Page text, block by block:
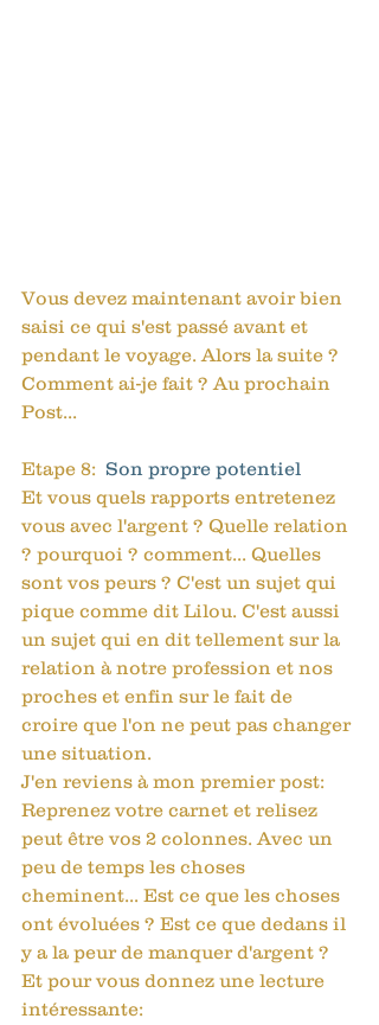
Vous devez maintenant avoir bien
saisi ce qui s'est passé avant et
pendant le voyage. Alors la suite ?
Comment ai-je fait ? Au prochain
Post...
Etape 8: Son propre potentiel
Et vous quels rapports entretenez
vous avec l'argent ? Quelle relation
? pourquoi ? comment... Quelles
sont vos peurs ? C'est un sujet qui
pique comme dit Lilou. C'est aussi
un sujet qui en dit tellement sur la
relation à notre profession et nos
proches et enfin sur le fait de
croire que l'on ne peut pas changer
une situation.
J'en reviens à mon premier post:
Reprenez votre carnet et relisez
peut être vos 2 colonnes. Avec un
peu de temps les choses
cheminent... Est ce que les choses
ont évoluées ? Est ce que dedans il
y a la peur de manquer d'argent ?
Et pour vous donnez une lecture
intéressante: